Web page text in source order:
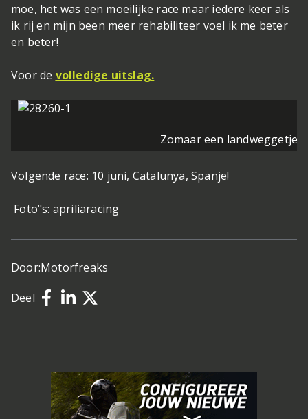
moe, het was een moeilijke race maar iedere keer als
ik rij en mijn been meer rehabiliteer voel ik me beter
en beter!
Voor de volledige uitslag.
Zomaar een landweggetje
Volgende race: 10 juni, Catalunya, Spanje!
Foto"s: apriliaracing
Door:Motorfreaks
Deel